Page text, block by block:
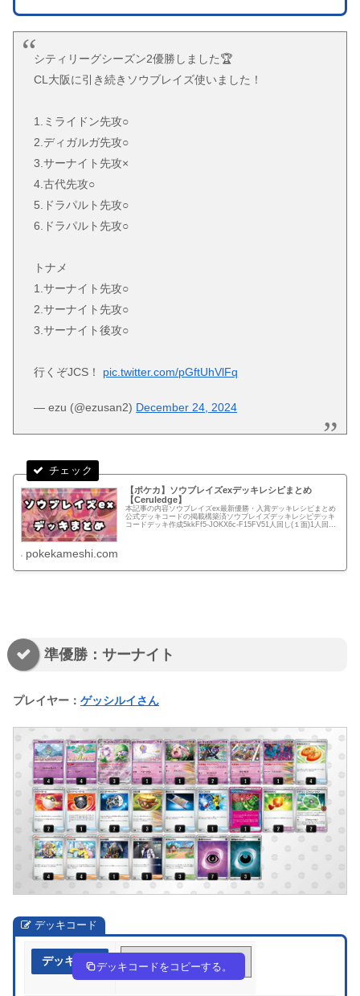
シティリーグシーズン2優勝しました🏆
CL大阪に引き続きソウブレイズ使いました！
1.ミライドン先攻○
2.ディガルガ先攻○
3.サーナイト先攻×
4.古代先攻○
5.ドラパルト先攻○
6.ドラパルト先攻○
トナメ
1.サーナイト先攻○
2.サーナイト先攻○
3.サーナイト後攻○
行くぞJCS！ pic.twitter.com/pGftUhVlFq
— ezu (@ezusan2) December 24, 2024
【ポケカ】ソウブレイズexデッキレシピまとめ
【Ceruledge】
本記事の内容ソウブレイズex最新優勝・入賞デッキレシピまとめ
公式デッキコードの掲載構築済ソウブレイズデッキレシピデッキ
コードデッキ作成5kkFf5-JOKX6c-F15FV51人回し(１面)1人回し
pokekameshi.com
準優勝：サーナイト
プレイヤー： ゲッシルイさん
デッキコード
デッキ作成 yXSp22-6D4xF1-pUy2yM
デッキコードをコピーする。